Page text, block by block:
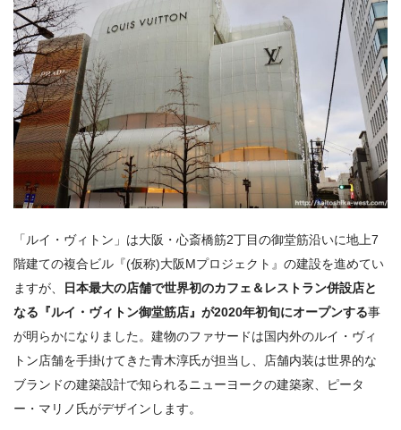
「ルイ・ヴィトン」は大阪・心斎橋筋2丁目の御堂筋沿いに地上7
階建ての複合ビル『(仮称)大阪Mプロジェクト』の建設を進めてい
ますが、
日本最大の店舗で世界初のカフェ＆レストラン併設店と
なる『ルイ・ヴィトン御堂筋店』が2020年初旬にオープンする事
が明らかになりました。建物のファサードは国内外のルイ・ヴィ
トン店舗を手掛けてきた青木淳氏が担当し、店舗内装は世界的な
ブランドの建築設計で知られるニューヨークの建築家、ピータ
ー・マリノ氏がデザインします。